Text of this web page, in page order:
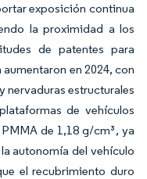
exposición continua
la proximidad a los
de patentes para
en 2024, con
nervaduras estructurales
de vehículos
de 1,18 g/cm³, ya
autonomía del vehículo
el recubrimiento duro